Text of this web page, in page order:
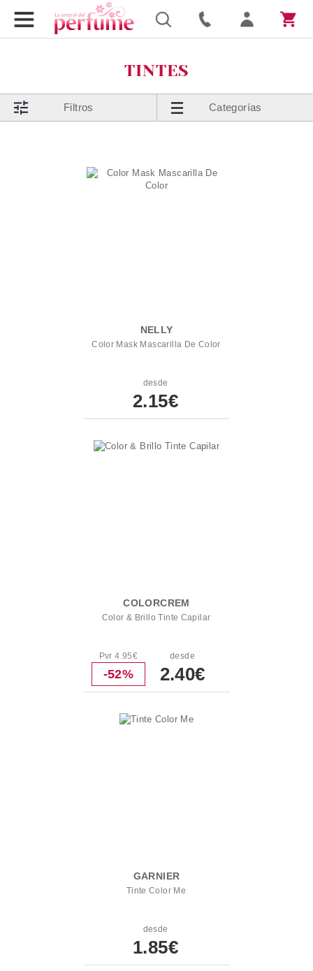
TINTES
Filtros Categorías
NELLY
Color Mask Mascarilla De Color
desde
2.15€
COLORCREM
Color & Brillo Tinte Capilar
Pvr 4.95€
-52%
desde
2.40€
GARNIER
Tinte Color Me
desde
1.85€